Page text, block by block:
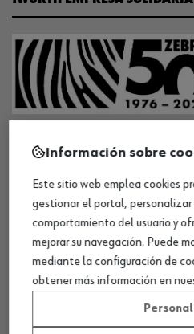
MÉTODOS DE PAGO
¡SÍGUENOS!
Información sobre
Este sitio web emplea cookies
gestionar el portal,
comportamiento del usuario y
mejorar su navegación. Puede
mediante la configuración de
obtener más información en